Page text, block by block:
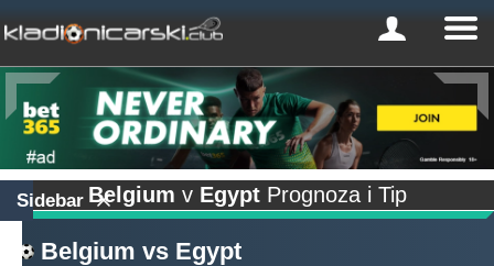
Belgium v EgyptPrognoza i Tip
Belgium vs Egypt
Sidebar